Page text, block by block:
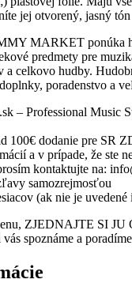
jej otvorený, jasný
MARKET ponúka
predmety pre
a celkovo hudby.
poradenstvo a
– Professional Music
100€ dodanie pre SR
a v prípade, že ste
kontaktujte na:
samozrejmosťou
(ak nie je uvedené
ZJEDNAJTE SI JU
spoznáme a